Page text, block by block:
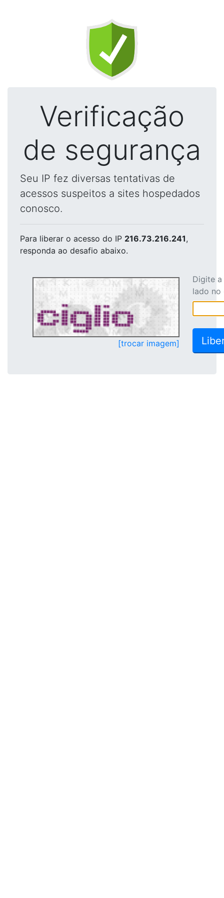
Verificação
de segurança
Seu IP fez diversas tentativas de
acessos suspeitos a sites hospedados
conosco.
Para liberar o acesso do IP 216.73.216.241,
responda ao desafio abaixo.
[trocar imagem]
Digite
lado no